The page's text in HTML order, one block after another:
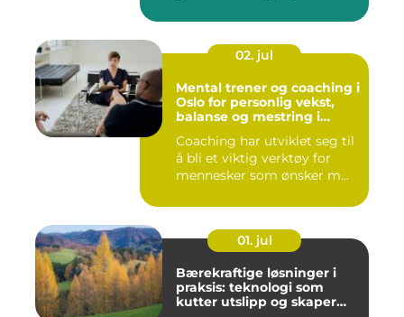
02. jul
Mental trener og coaching i
Oslo for personlig vekst,
balanse og mestring i
Coaching har utviklet seg til
å bli et viktig verktøy for
mennesker som ønsker m...
01. jul
Bærekraftige løsninger i
praksis: teknologi som
kutter utslipp og skaper